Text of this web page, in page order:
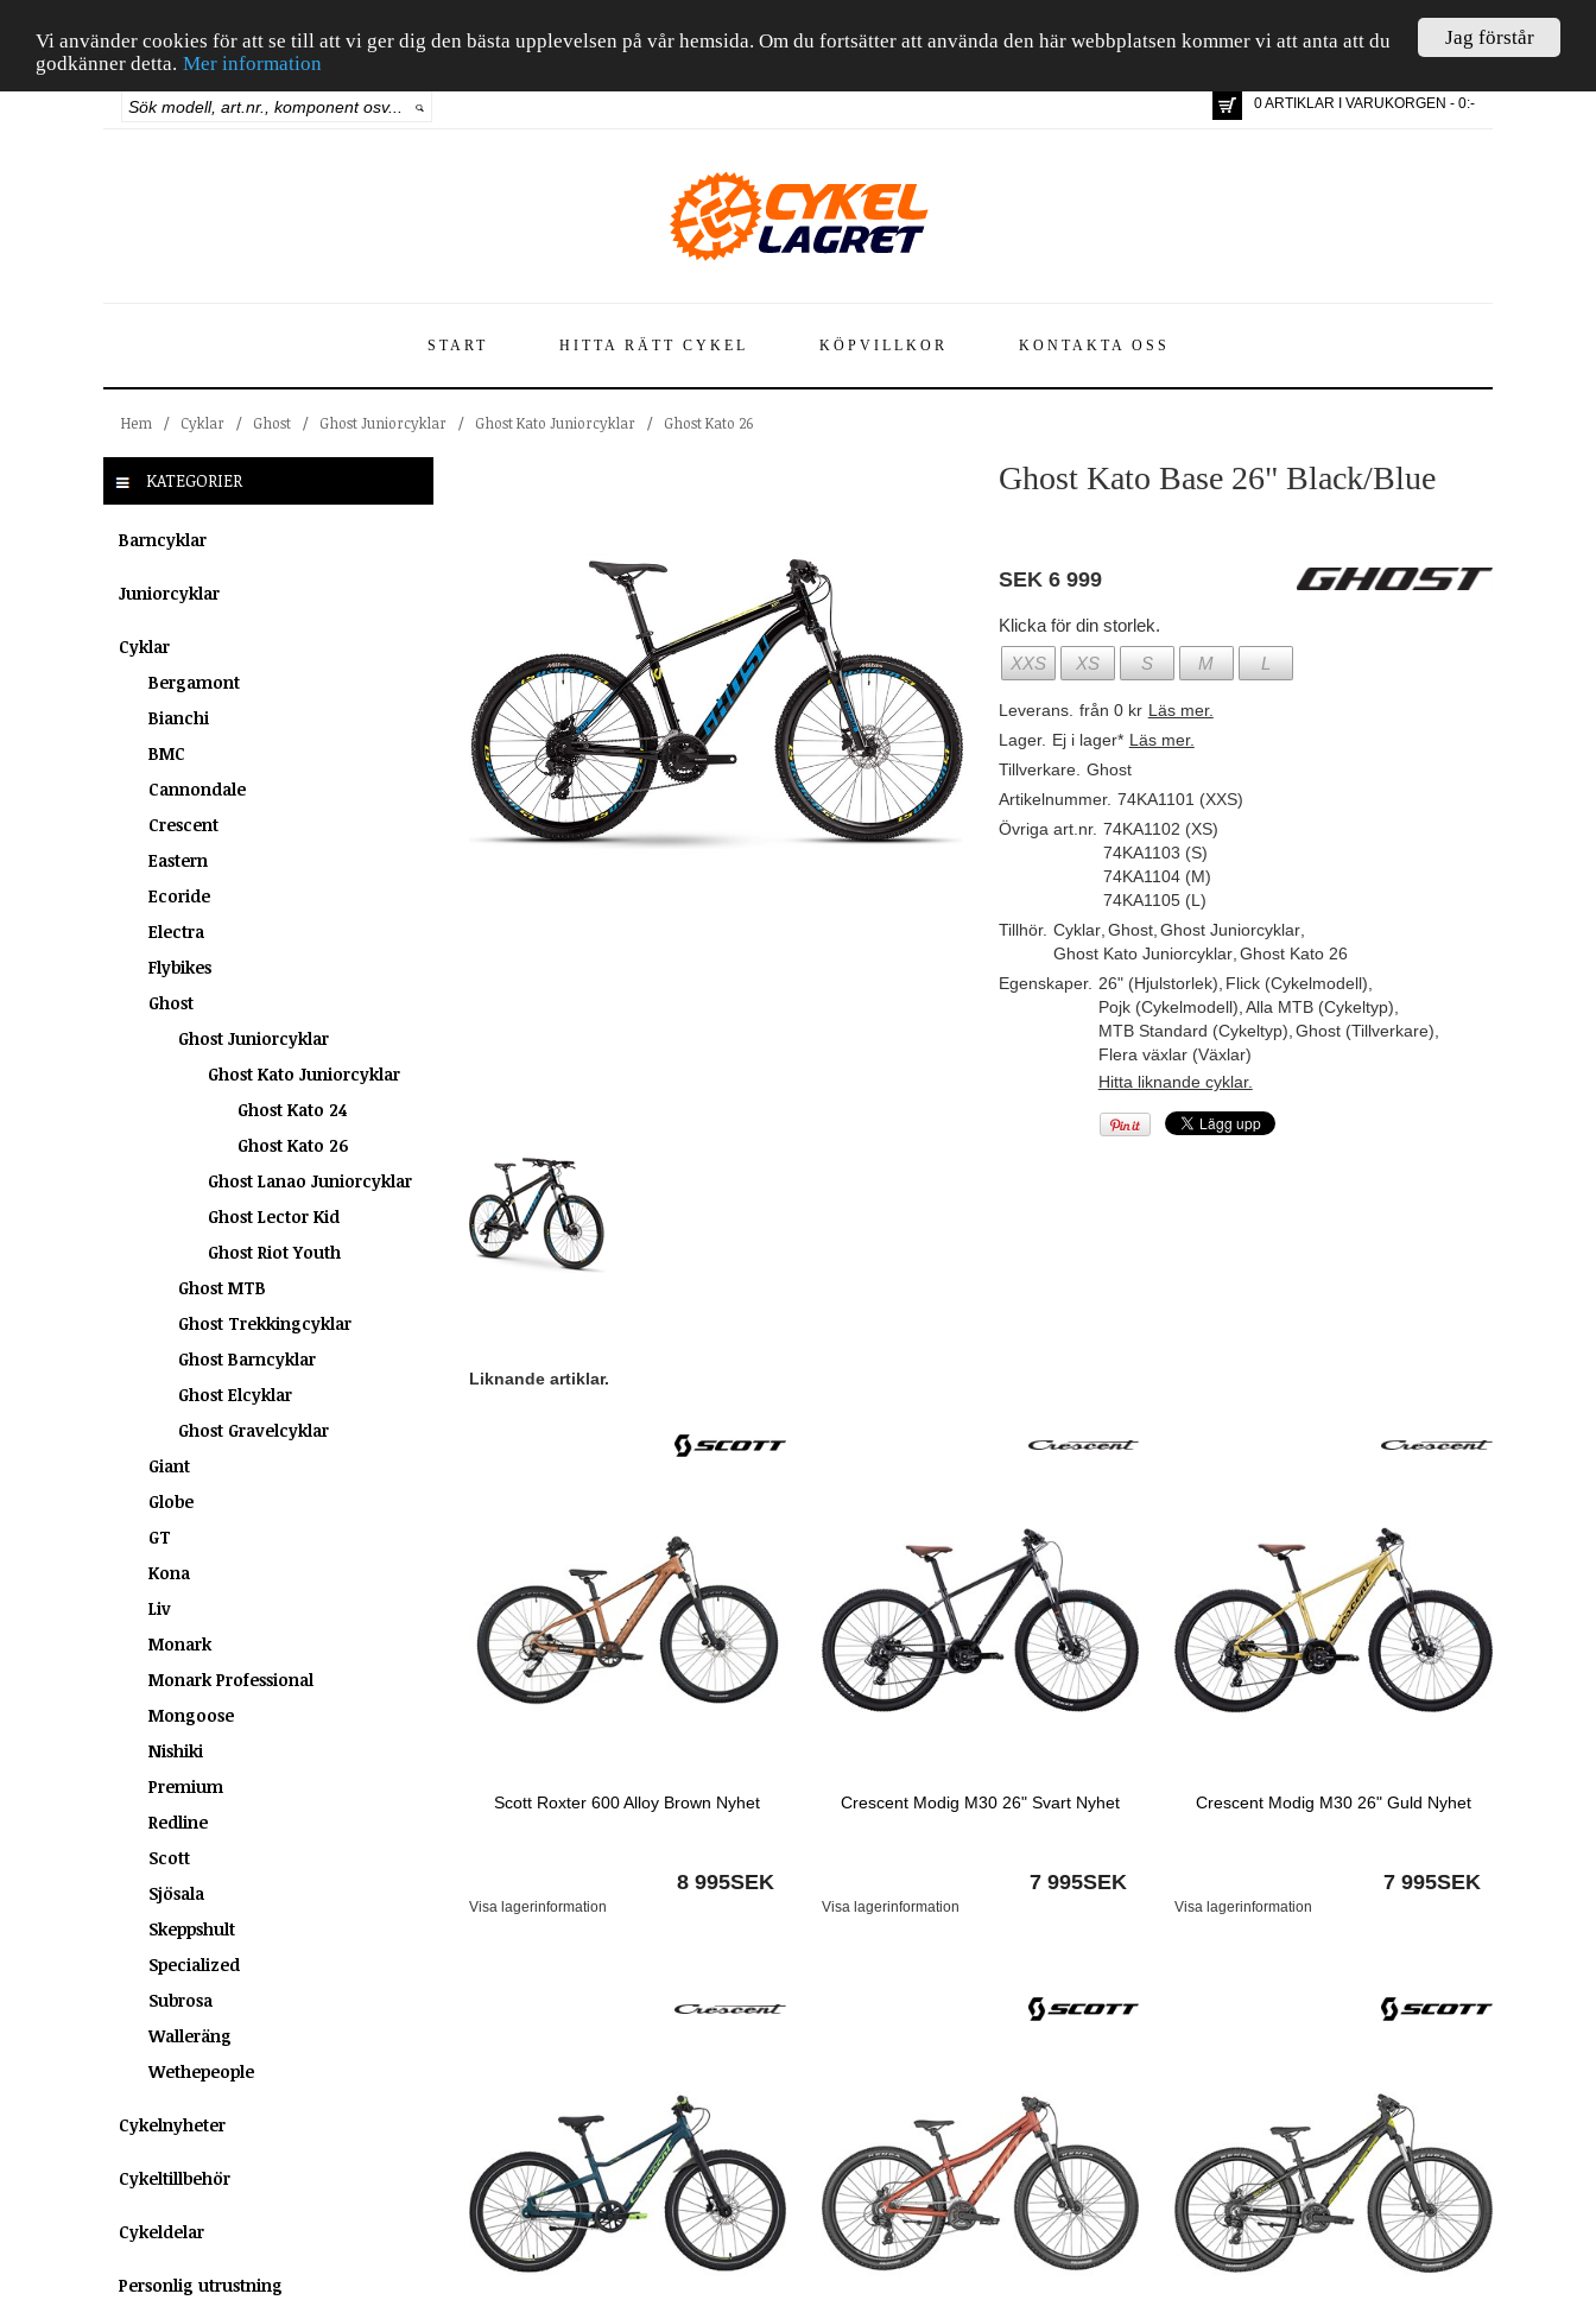
Jag förstår
Vi använder cookies för att se till att vi ger dig den bästa upplevelsen på vår hemsida. Om du fortsätter att använda den här webbplatsen kommer vi att anta att du
godkänner detta. Mer information
0 ARTIKLAR I VARUKORGEN - 0:-
START HITTA RÄTT CYKEL KÖPVILLKOR KONTAKTA OSS
Hem / Cyklar / Ghost / Ghost Juniorcyklar / Ghost Kato Juniorcyklar / Ghost Kato 26
KATEGORIER
Barncyklar
Juniorcyklar
Cyklar
Bergamont
Bianchi
BMC
Cannondale
Crescent
Eastern
Ecoride
Electra
Flybikes
Ghost
Ghost Juniorcyklar
Ghost Kato Juniorcyklar
Ghost Kato 24
Ghost Kato 26
Ghost Lanao Juniorcyklar
Ghost Lector Kid
Ghost Riot Youth
Ghost MTB
Ghost Trekkingcyklar
Ghost Barncyklar
Ghost Elcyklar
Ghost Gravelcyklar
Giant
Globe
GT
Kona
Liv
Monark
Monark Professional
Mongoose
Nishiki
Premium
Redline
Scott
Sjösala
Skeppshult
Specialized
Subrosa
Walleräng
Wethepeople
Cykelnyheter
Cykeltillbehör
Cykeldelar
Personlig utrustning
Ghost Kato Base 26" Black/Blue
SEK 6 999
Klicka för din storlek.
XXS
XS S M L
Leverans. från 0 kr Läs mer.
Lager. Ej i lager* Läs mer.
Tillverkare. Ghost
Artikelnummer. 74KA1101 (XXS)
Övriga art.nr. 74KA1102 (XS)
74KA1103 (S)
74KA1104 (M)
74KA1105 (L)
Tillhör. Cyklar, Ghost, Ghost Juniorcyklar,
Ghost Kato Juniorcyklar, Ghost Kato 26
Egenskaper. 26" (Hjulstorlek) Flick (Cykelmodell)
Pojk (Cykelmodell) Alla MTB (Cykeltyp)
MTB Standard (Cykeltyp) Ghost (Tillverkare)
Flera växlar (Växlar)
Hitta liknande cyklar.
Liknande artiklar.
Scott Roxter 600 Alloy Brown Nyhet
8 995SEK
Visa lagerinformation
Crescent Modig M30 26" Svart Nyhet
7 995SEK
Visa lagerinformation
Crescent Modig M30 26" Guld Nyhet
7 995SEK
Visa lagerinformation